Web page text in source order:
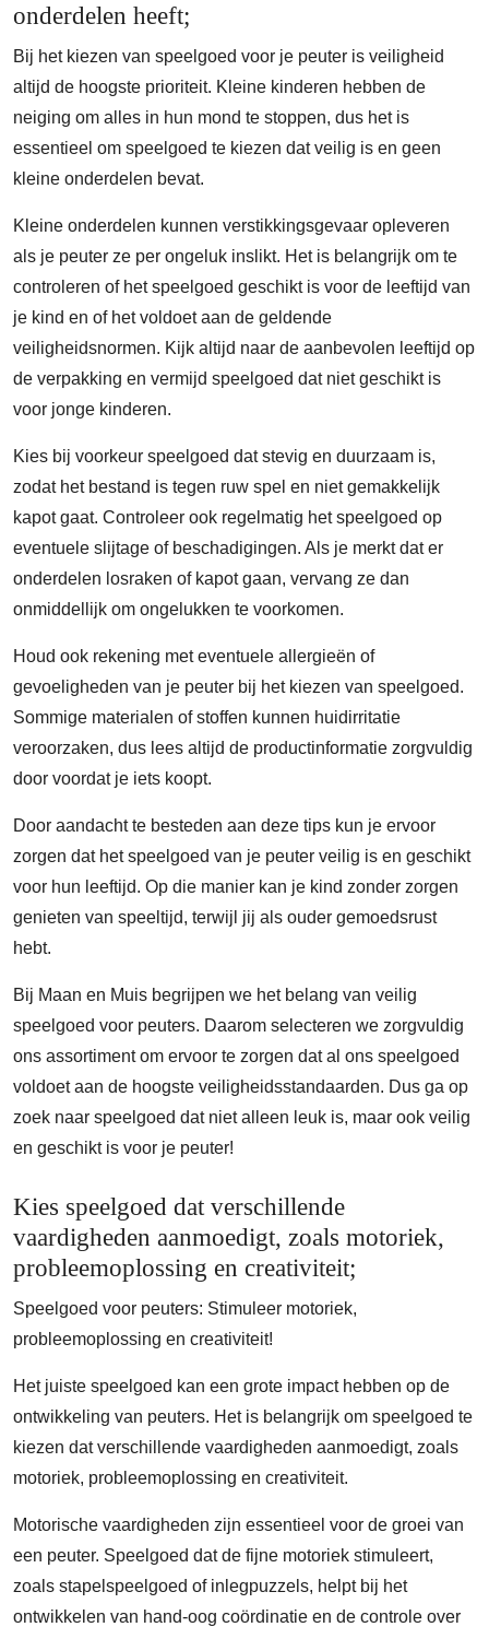
onderdelen heeft;
Bij het kiezen van speelgoed voor je peuter is veiligheid
altijd de hoogste prioriteit. Kleine kinderen hebben de
neiging om alles in hun mond te stoppen, dus het is
essentieel om speelgoed te kiezen dat veilig is en geen
kleine onderdelen bevat.
Kleine onderdelen kunnen verstikkingsgevaar opleveren
als je peuter ze per ongeluk inslikt. Het is belangrijk om te
controleren of het speelgoed geschikt is voor de leeftijd van
je kind en of het voldoet aan de geldende
veiligheidsnormen. Kijk altijd naar de aanbevolen leeftijd op
de verpakking en vermijd speelgoed dat niet geschikt is
voor jonge kinderen.
Kies bij voorkeur speelgoed dat stevig en duurzaam is,
zodat het bestand is tegen ruw spel en niet gemakkelijk
kapot gaat. Controleer ook regelmatig het speelgoed op
eventuele slijtage of beschadigingen. Als je merkt dat er
onderdelen losraken of kapot gaan, vervang ze dan
onmiddellijk om ongelukken te voorkomen.
Houd ook rekening met eventuele allergieën of
gevoeligheden van je peuter bij het kiezen van speelgoed.
Sommige materialen of stoffen kunnen huidirritatie
veroorzaken, dus lees altijd de productinformatie zorgvuldig
door voordat je iets koopt.
Door aandacht te besteden aan deze tips kun je ervoor
zorgen dat het speelgoed van je peuter veilig is en geschikt
voor hun leeftijd. Op die manier kan je kind zonder zorgen
genieten van speeltijd, terwijl jij als ouder gemoedsrust
hebt.
Bij Maan en Muis begrijpen we het belang van veilig
speelgoed voor peuters. Daarom selecteren we zorgvuldig
ons assortiment om ervoor te zorgen dat al ons speelgoed
voldoet aan de hoogste veiligheidsstandaarden. Dus ga op
zoek naar speelgoed dat niet alleen leuk is, maar ook veilig
en geschikt is voor je peuter!
Kies speelgoed dat verschillende
vaardigheden aanmoedigt, zoals motoriek,
probleemoplossing en creativiteit;
Speelgoed voor peuters: Stimuleer motoriek,
probleemoplossing en creativiteit!
Het juiste speelgoed kan een grote impact hebben op de
ontwikkeling van peuters. Het is belangrijk om speelgoed te
kiezen dat verschillende vaardigheden aanmoedigt, zoals
motoriek, probleemoplossing en creativiteit.
Motorische vaardigheden zijn essentieel voor de groei van
een peuter. Speelgoed dat de fijne motoriek stimuleert,
zoals stapelspeelgoed of inlegpuzzels, helpt bij het
ontwikkelen van hand-oog coördinatie en de controle over